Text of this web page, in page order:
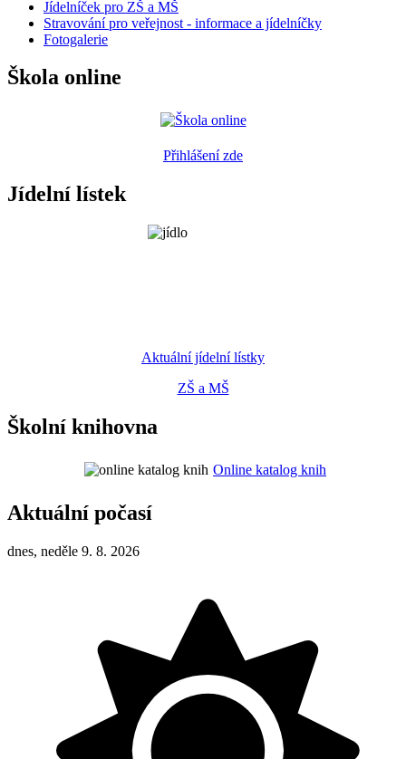
Jídelníček pro ZŠ a MŠ
Stravování pro veřejnost - informace a jídelníčky
Fotogalerie
Škola online
Přihlášení zde
Jídelní lístek
Aktuální jídelní lístky
ZŠ a MŠ
Školní knihovna
Online katalog knih
Aktuální počasí
dnes, neděle 9. 8. 2026